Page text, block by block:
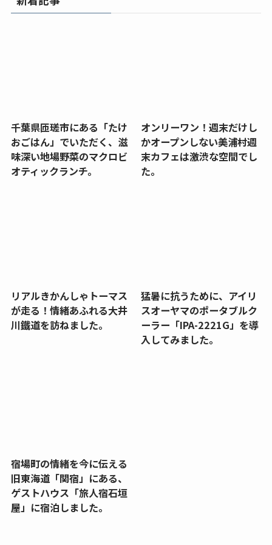
千葉県匝瑳市にある「たけ
おごはん」でいただく、滋
味深い地場野菜のマクロビ
オティックランチ。
オンリーワン！週末だけし
かオープンしない美浦村週
末カフェは激渋な空間でし
た。
リアルきかんしゃトーマス
が走る！情緒あふれる大井
川鐵道を訪ねました。
猛暑に抗うために、アイリ
スオーヤマのポータブルク
ーラー「IPA-2221G」を導
入してみました。
宿場町の情緒を今に伝える
旧東海道「関宿」にある、
ゲストハウス「旅人宿石垣
屋」に宿泊しました。